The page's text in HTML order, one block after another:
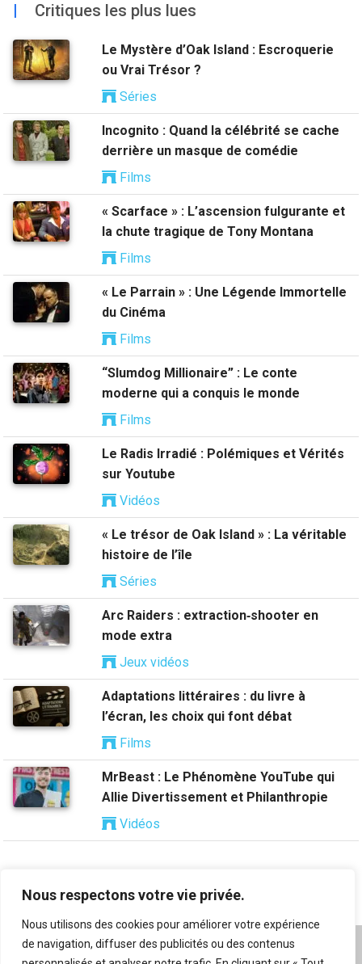
Nous respectons votre vie privée.
Nous utilisons des cookies pour améliorer votre expérience
de navigation, diffuser des publicités ou des contenus
| Critiques les plus lues
Le Mystère d’Oak Island : Escroquerie
ou Vrai Trésor ?
Séries
Incognito : Quand la célébrité se cache
derrière un masque de comédie
Films
« Scarface » : L’ascension fulgurante et
la chute tragique de Tony Montana
Films
« Le Parrain » : Une Légende Immortelle
du Cinéma
Films
“Slumdog Millionaire” : Le conte
moderne qui a conquis le monde
Films
Le Radis Irradié : Polémiques et Vérités
sur Youtube
Vidéos
« Le trésor de Oak Island » : La véritable
histoire de l’île
Séries
Arc Raiders : extraction‑shooter en
mode extra
Jeux vidéos
Adaptations littéraires : du livre à
l’écran, les choix qui font débat
Films
MrBeast : Le Phénomène YouTube qui
Allie Divertissement et Philanthropie
Vidéos
A propos|Mentions légales|Conditions générales